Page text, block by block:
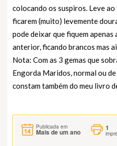
colocando os suspiros. Leve
ficarem (muito) levemente
pode deixar que fiquem
anterior, ficando brancos mas
Nota: Com as 3 gemas que
Engorda Maridos, normal ou
constam também do meu livro
Publicada em
Mais de um ano
1